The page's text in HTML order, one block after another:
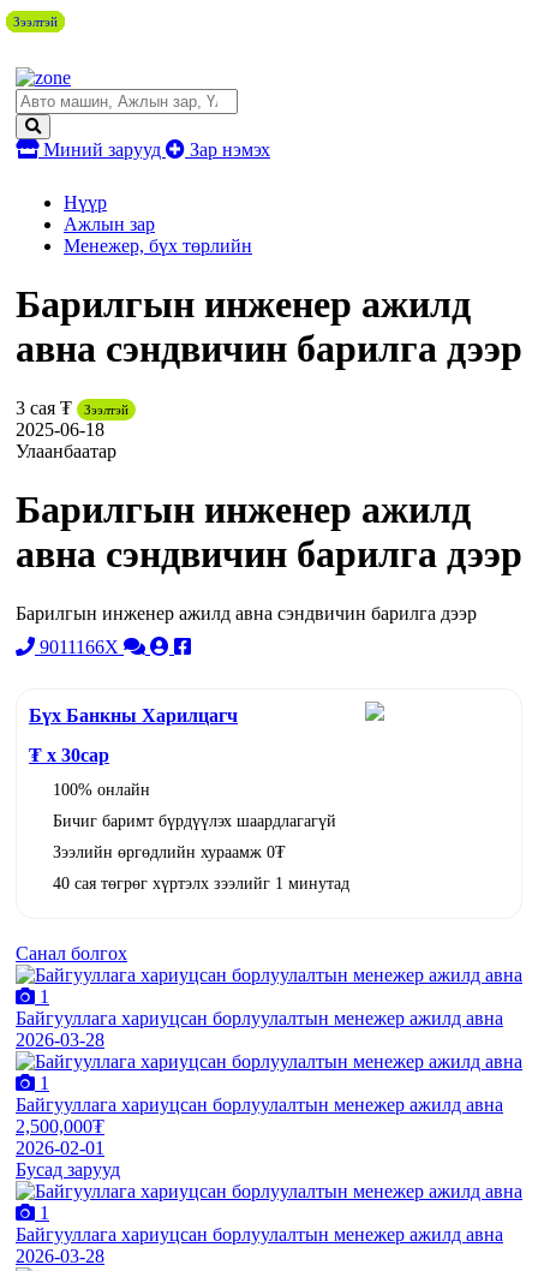
Миний зарууд Зар нэмэх
Нүүр
Ажлын зар
Менежер, бүх төрлийн
Барилгын инженер ажилд
авна сэндвичин барилга дээр
3 сая ₮ Зээлтэй
2025-06-18
Улаанбаатар
Барилгын инженер ажилд
авна сэндвичин барилга дээр
Барилгын инженер ажилд авна сэндвичин барилга дээр
9011166X
Бүх Банкны Харилцагч
₮ x 30сар
100% онлайн
Бичиг баримт бүрдүүлэх шаардлагагүй
Зээлийн өргөдлийн хураамж 0₮
40 сая төгрөг хүртэлх зээлийг 1 минутад
Санал болгох
1
Байгууллага хариуцсан борлуулалтын менежер ажилд авна
2026-03-28
Зээлтэй
1
Байгууллага хариуцсан борлуулалтын менежер ажилд авна
2,500,000₮
2026-02-01
Бусад зарууд
1
Байгууллага хариуцсан борлуулалтын менежер ажилд авна
2026-03-28
Зээлтэй
Зээлтэй
Зээлтэй
Зээлтэй
Зээлтэй
Зээлтэй
Зээлтэй